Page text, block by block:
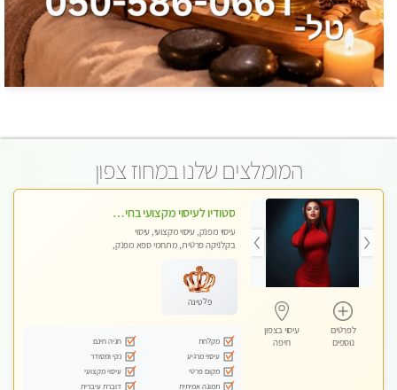
המומלצים שלנו במחוז צפון
לפרטים
נוספים
עיסוי בצפון
חיפה
סטודיו לעיסוי מקצועי בחיפה, מרכז הכרמל, מפואר, נקי ויוקרתי. במקום מבחר מעסות מנוסות לכל סוגי העיסויים.
עיסוי מפנק, עיסוי מקצועי, עיסוי
בקלניקה פרטית, מתחמי ספא מפנק,
פלטינה
מקלחת
חניה חינם
עיסוי מרגיע
נקי ומסודר
מקום פרטי
עיסוי מקצועי
תמונה אמיתית
דוברת עיברית